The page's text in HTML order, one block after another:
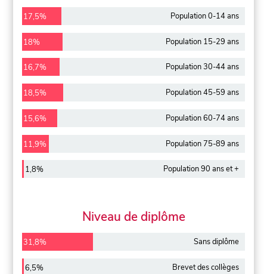
17,5% Population 0-14 ans
18% Population 15-29 ans
16,7% Population 30-44 ans
18,5% Population 45-59 ans
15,6% Population 60-74 ans
11,9% Population 75-89 ans
1,8% Population 90 ans et +
Niveau de diplôme
31,8% Sans diplôme
6,5% Brevet des collèges